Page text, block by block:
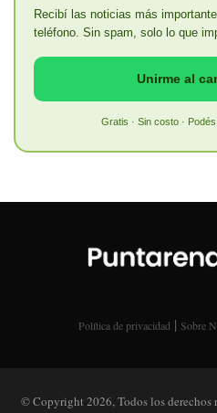
Recibí las noticias más
teléfono. Sin spam, solo lo que
Unirme al
Gratis · Sin costo ·
Política de privacidad | Sobre
© Copyright 2026, Todos los derechos